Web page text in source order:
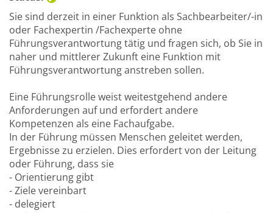
Sie sind derzeit in einer Funktion als Sachbearbeiter/-in
oder Fachexpertin /Fachexperte ohne
Führungsverantwortung tätig und fragen sich, ob Sie in
naher und mittlerer Zukunft eine Funktion mit
Führungsverantwortung anstreben sollen.
Eine Führungsrolle weist weitestgehend andere
Anforderungen auf und erfordert andere
Kompetenzen als eine Fachaufgabe.
In der Führung müssen Menschen geleitet werden,
Ergebnisse zu erzielen. Dies erfordert von der Leitung
oder Führung, dass sie
- Orientierung gibt
- Ziele vereinbart
- delegiert